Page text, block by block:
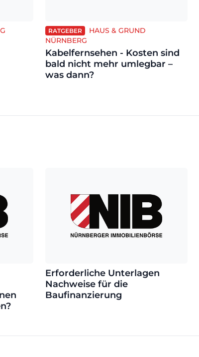
RATGEBER
HAUS & GRUND
NÜRNBERG
Kabelfernsehen - Kosten sind
bald nicht mehr umlegbar –
was dann?
Erforderliche Unterlagen
Nachweise für die
Baufinanzierung